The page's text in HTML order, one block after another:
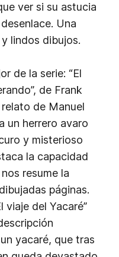
ver si su astucia
Una
lindos dibujos.
de la serie: “El
de Frank
de Manuel
un herrero avaro
y misterioso
la capacidad
resume la
páginas.
viaje del Yacaré”
yacaré, que tras